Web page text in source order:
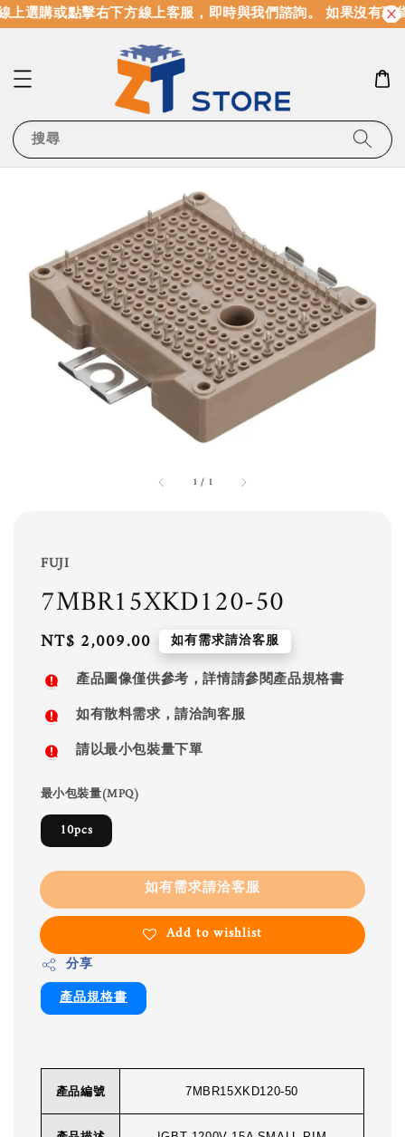
選購或點擊右下方線上客服，即時與我們諮詢。 如果沒有現
搜尋
1 / 1
FUJI
7MBR15XKD120-50
Regular
price
NT$ 2,009.00 如有需求請洽客服
產品圖像僅供參考，詳情請參閱產品規格書
如有散料需求，請洽詢客服
請以最小包裝量下單
最小包裝量(MPQ)
10pcs
如有需求請洽客服
Add to wishlist
分享
產品規格書
產品編號 7MBR15XKD120-50